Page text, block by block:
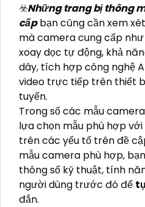
☣️Những trang bị thông
cấpbạn cũng cần xem
mà camera cung cấp
xoay dọc tự động, khả
dây, tích hợp công nghệ
video trực tiếp trên thiết
tuyến.
Trong số các mẫu
lựa chọn mẫu phù hợp
trên các yếu tố trên đề
mẫu camera phù hợp,
thông số kỹ thuật, tính
người dùng trước đó để
đắn.